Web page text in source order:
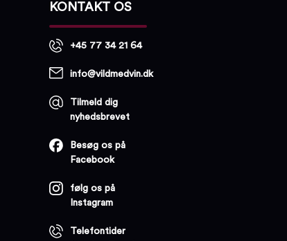
KONTAKT OS
+45 77 34 21 64
info@vildmedvin.dk
Tilmeld dig
nyhedsbrevet
Besøg os på
Facebook
følg os på
Instagram
Telefontider